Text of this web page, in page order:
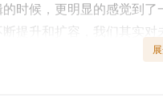
时候，更明显的感觉到
断提升和扩容，我们其实
完万全准备。也希望这一